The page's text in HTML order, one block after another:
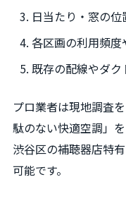
日当たり・窓の
各区画の利用頻度
既存の配線やダク
プロ業者は現地調査
駄のない快適空調」を
渋谷区の補聴器店特
可能です。